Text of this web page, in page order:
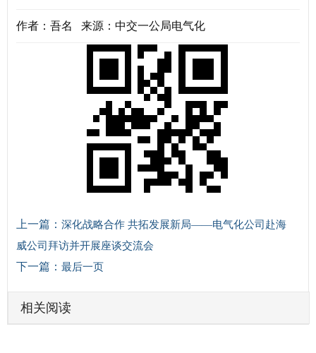
作者：吾名 来源：中交一公局电气化
上一篇： 深化战略合作 共拓发展新局——电气化公司赴海
威公司拜访并开展座谈交流会
下一篇： 最后一页
相关阅读